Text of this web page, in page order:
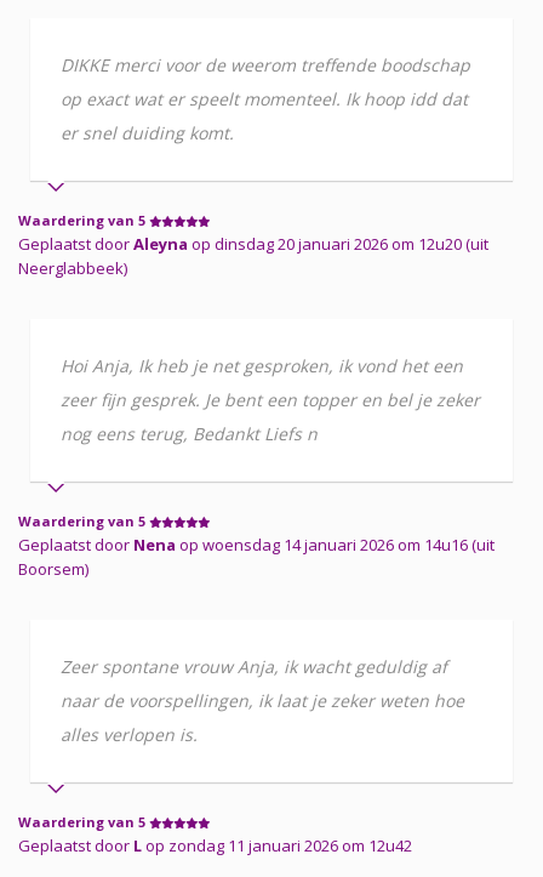
DIKKE merci voor de weerom treffende boodschap
op exact wat er speelt momenteel. Ik hoop idd dat
er snel duiding komt.
Waardering van 5
Geplaatst doorAleyna op dinsdag 20 januari 2026 om 12u20 (uit
Neerglabbeek)
Hoi Anja, Ik heb je net gesproken, ik vond het een
zeer fijn gesprek. Je bent een topper en bel je zeker
nog eens terug, Bedankt Liefs n
Waardering van 5
Geplaatst door Nena op woensdag 14 januari 2026 om 14u16 (uit
Boorsem)
Zeer spontane vrouw Anja, ik wacht geduldig af
naar de voorspellingen, ik laat je zeker weten hoe
alles verlopen is.
Waardering van 5
Geplaatst door Lop zondag 11 januari 2026 om 12u42